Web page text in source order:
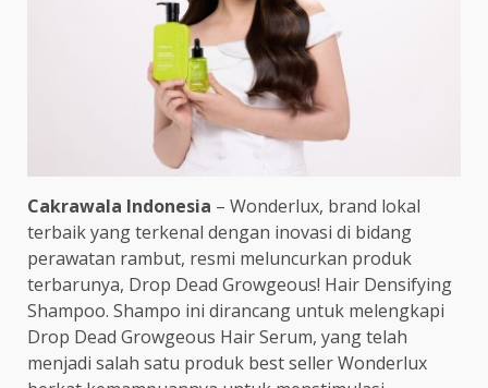
Cakrawala Indonesia – Wonderlux, brand lokal
terbaik yang terkenal dengan inovasi di bidang
perawatan rambut, resmi meluncurkan produk
terbarunya, Drop Dead Growgeous! Hair Densifying
Shampoo. Shampo ini dirancang untuk melengkapi
Drop Dead Growgeous Hair Serum, yang telah
menjadi salah satu produk best seller Wonderlux